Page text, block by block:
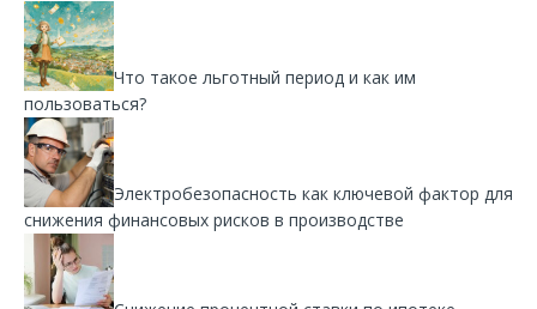
Что такое льготный период и как им
пользоваться?
Электробезопасность как ключевой фактор для
снижения финансовых рисков в производстве